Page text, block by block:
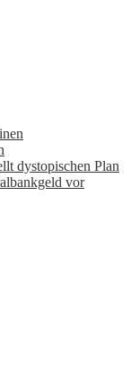
dystopischen Plan
vor